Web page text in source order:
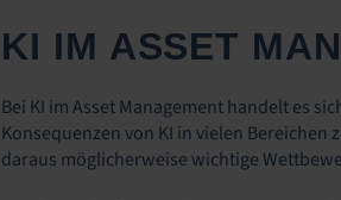
KI IM ASSET
Bei KI im Asset Management handelt es
Konsequenzen von KI in vielen
daraus möglicherweise wichtige